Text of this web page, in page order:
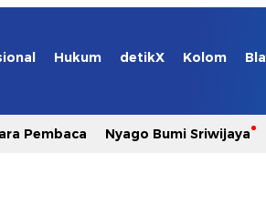
Hukum detikX Kolom
Pembaca Nyago Bumi Sriwijaya